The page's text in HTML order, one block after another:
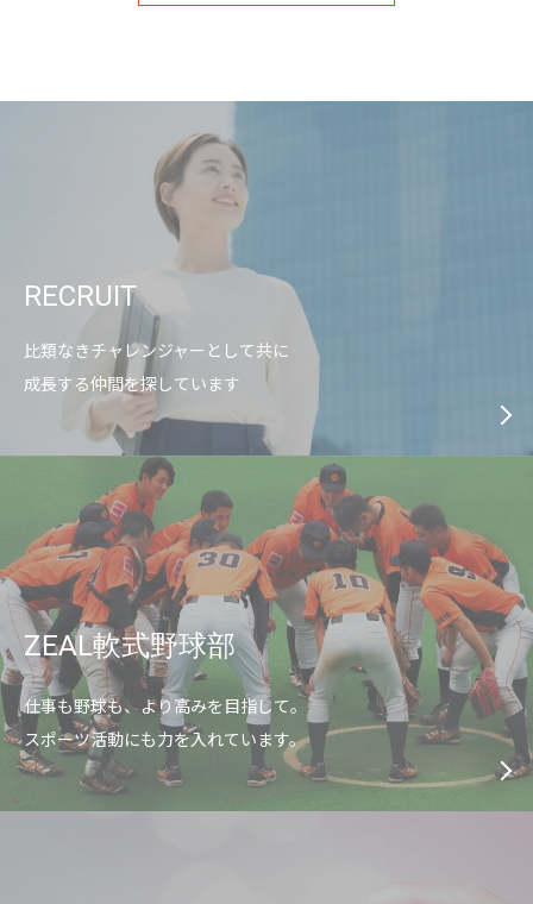
RECRUIT
比類なきチャレンジャーとして共に
成長する仲間を探しています
ZEAL軟式野球部
仕事も野球も、より高みを目指して。
スポーツ活動にも力を入れています。